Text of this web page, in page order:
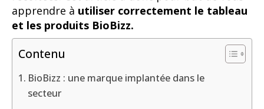
Pourquoi est-il important de savoir
comment utiliser le tableau BioBizz ?
tableau BioBizz